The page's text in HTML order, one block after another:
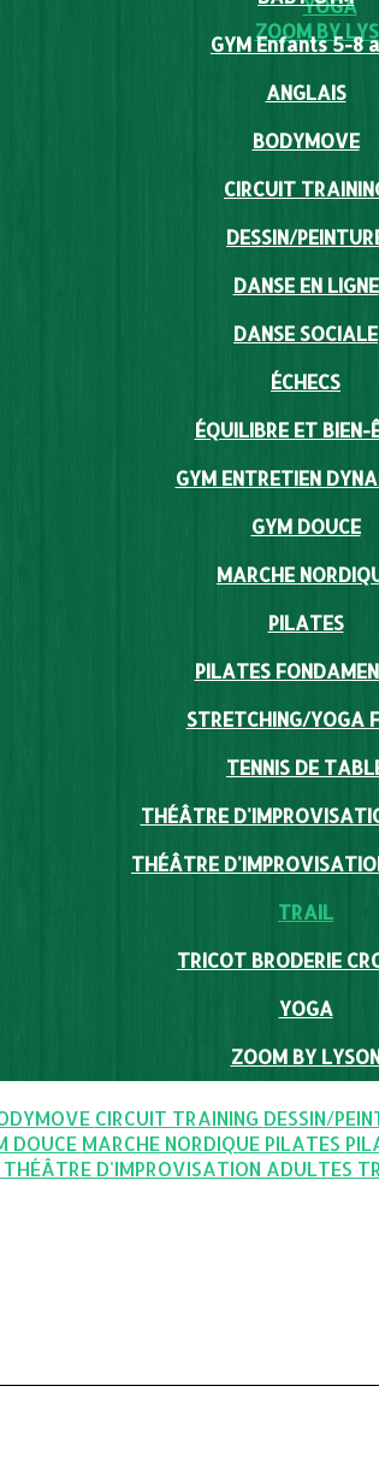
YOGA
ZOOM BY
GYM Enfants 5-8
ANGLAIS
BODYMOVE
CIRCUIT
DESSIN/
DANSE EN LIGNE
DANSE SOCIALE
ÉCHECS
ÉQUILIBRE ET BIEN-
GYM ENTRETIEN
GYM DOUCE
MARCHE
PILATES
PILATES
STRETCHING/YOGA
TENNIS DE
THÉÂTRE
THÉÂTRE
TRAIL
TRICOT BRODERIE
YOGA
ZOOM BY
CIRCUIT TRAINING DESSIN/
DOUCE MARCHE NORDIQUE PILATES
THÉÂTRE D'IMPROVISATION ADULTES